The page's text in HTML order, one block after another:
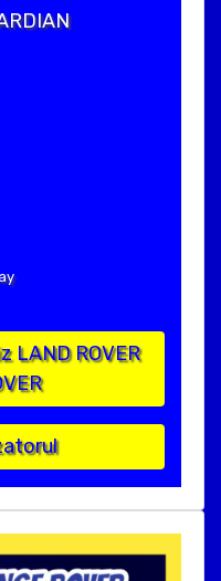
LAND ROVER